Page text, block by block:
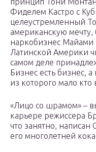
Фиделем Кастро с
целеустремленный
американскую мечту,
наркобизнес Майами
Латинской Америки
самом деле
Бизнес есть бизнес,
из которого мало кто
«Лицо со шрамом» –
карьере режиссера
что занятно,
его многолетней